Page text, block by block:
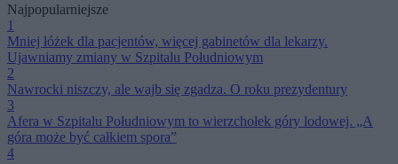
Najpopularniejsze
1
Mniej łóżek dla pacjentów, więcej gabinetów dla lekarzy.
Ujawniamy zmiany w Szpitalu Południowym
2
Nawrocki niszczy, ale wajb się zgadza. O roku prezydentury
3
Afera w Szpitalu Południowym to wierzchołek góry lodowej. „A
góra może być całkiem spora”
4